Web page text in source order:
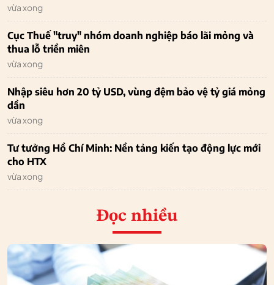
vừa xong
Cục Thuế "truy" nhóm doanh nghiệp báo lãi mỏng và
thua lỗ triền miên
vừa xong
Nhập siêu hơn 20 tỷ USD, vùng đệm bảo vệ tỷ giá mỏng
dần
vừa xong
Tư tưởng Hồ Chí Minh: Nền tảng kiến tạo động lực mới
cho HTX
vừa xong
Đọc nhiều